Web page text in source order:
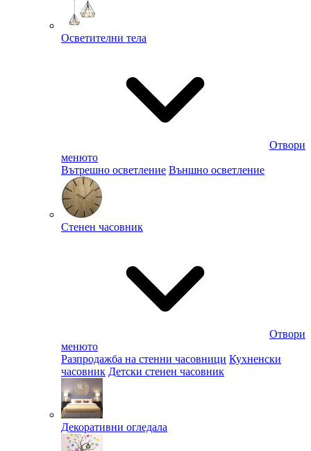
Осветителни тела
Отвори
менюто
Вътрешно осветление Външно осветление
Стенен часовник
Отвори
менюто
Разпродажба на стенни часовници Кухненски
часовник Детски стенен часовник
Декоративни огледала